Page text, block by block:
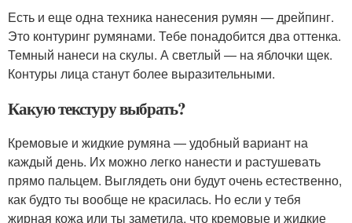
Есть и еще одна техника нанесения румян — дрейпинг.
Это контуринг румянами. Тебе понадобится два оттенка.
Темный нанеси на скулы. А светлый — на яблочки щек.
Контуры лица станут более выразительными.
Какую текстуру выбрать?
Кремовые и жидкие румяна — удобный вариант на
каждый день. Их можно легко нанести и растушевать
прямо пальцем. Выглядеть они будут очень естественно,
как будто ты вообще не красилась. Но если у тебя
жирная кожа или ты заметила, что кремовые и жидкие